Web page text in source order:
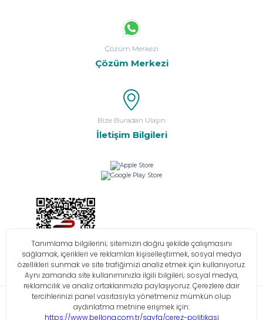
Çözüm Merkezi
Çözüm Merkezi
Bize Buradan Ulaşın
İletişim Bilgileri